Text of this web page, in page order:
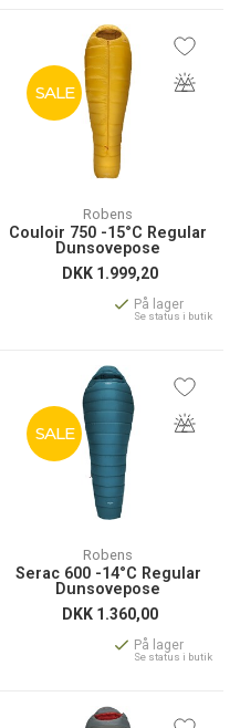
SALE
Robens
Couloir 750 -15°C Regular
Dunsovepose
DKK 1.999,20
På lager
Se status i butik
SALE
Robens
Serac 600 -14°C Regular
Dunsovepose
DKK 1.360,00
På lager
Se status i butik